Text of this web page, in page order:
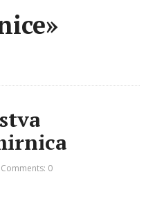
Comments: 0